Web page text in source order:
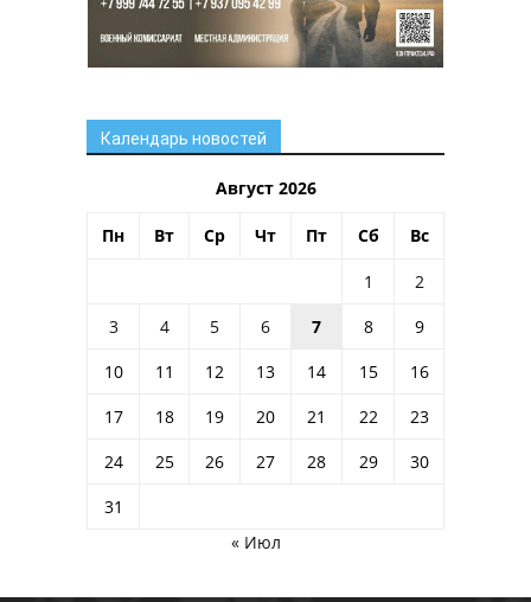
Календарь новостей
Август 2026
Пн Вт Ср Чт Пт Сб Вс
1
2
3
4 5 6 7 8
9
10
11 12 13 14 15
16
17
18 19 20 21 22
23
24
25 26 27 28 29
30
31
« Июл